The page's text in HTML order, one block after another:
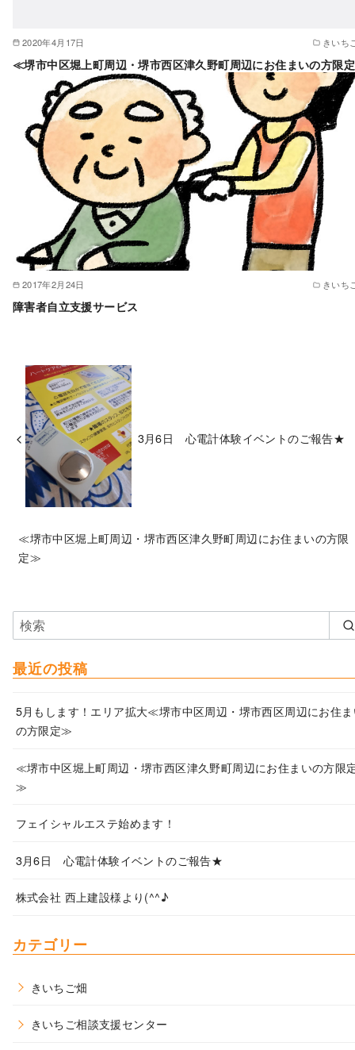
2020年4月17日 きいち
≪堺市中区堀上町周辺・堺市西区津久野町周辺にお住まいの方限
2017年2月24日 きいち
障害者自立支援サービス
3月6日 心電計体験イベントのご報告★
≪堺市中区堀上町周辺・堺市西区津久野町周辺にお住まいの方限
定≫
最近の投稿
5月もします！エリア拡大≪堺市中区周辺・堺市西区周辺にお住
の方限定≫
≪堺市中区堀上町周辺・堺市西区津久野町周辺にお住まいの方限
≫
フェイシャルエステ始めます！
3月6日 心電計体験イベントのご報告★
株式会社 西上建設様より(^^♪
カテゴリー
きいちご畑
きいちご相談支援センター